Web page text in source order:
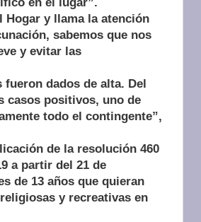
Hogar y llama la atención
sabemos que nos
y evitar las
dados de alta. Del
casos positivos, uno de
todo el contingente”,
de la resolución 460
a partir del 21 de
de 13 años que quieran
y recreativas en